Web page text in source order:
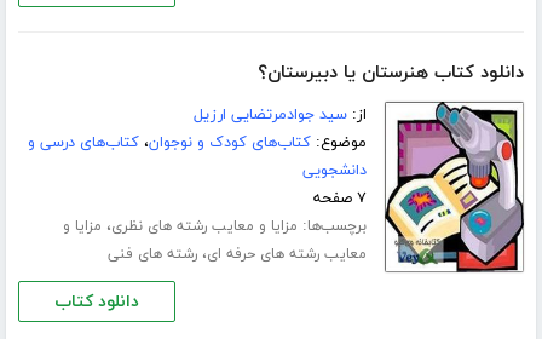
دانلود کتاب هنرستان یا دبیرستان؟
از:سید جوادمرتضایی ارزیل
موضوع:کتاب‌های کودک و نوجوان،کتاب‌های درسی و
دانشجویی
۷ صفحه
برچسب‌ها: مزایا و معایب رشته های نظری، مزایا و
معایب رشته های حرفه ای،رشته های فنی
دانلود کتاب